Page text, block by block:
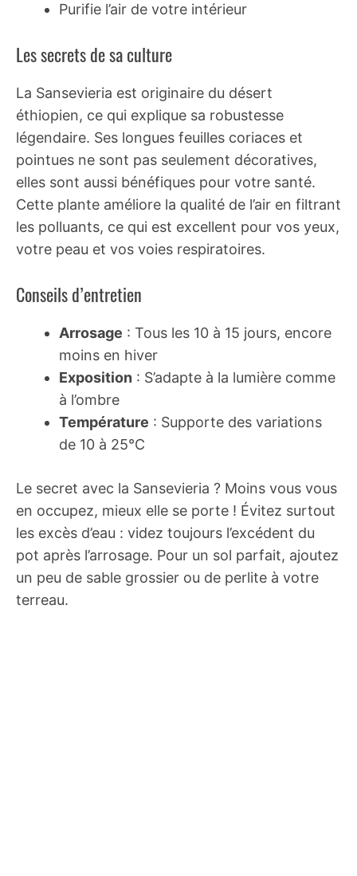
Purifie l’air de votre intérieur
Les secrets de sa culture
La Sansevieria est originaire du désert
éthiopien, ce qui explique sa robustesse
légendaire. Ses longues feuilles coriaces et
pointues ne sont pas seulement décoratives,
elles sont aussi bénéfiques pour votre santé.
Cette plante améliore la qualité de l’air en filtrant
les polluants, ce qui est excellent pour vos yeux,
votre peau et vos voies respiratoires.
Conseils d’entretien
Arrosage : Tous les 10 à 15 jours, encore
moins en hiver
Exposition : S’adapte à la lumière comme
à l’ombre
Température : Supporte des variations
de 10 à 25°C
Le secret avec la Sansevieria ? Moins vous vous
en occupez, mieux elle se porte ! Évitez surtout
les excès d’eau : videz toujours l’excédent du
pot après l’arrosage. Pour un sol parfait, ajoutez
un peu de sable grossier ou de perlite à votre
terreau.